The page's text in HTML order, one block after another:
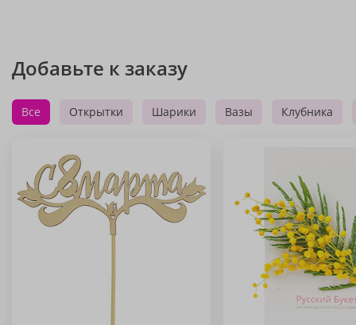
Добавьте к заказу
Все Открытки Шарики Вазы Клубника